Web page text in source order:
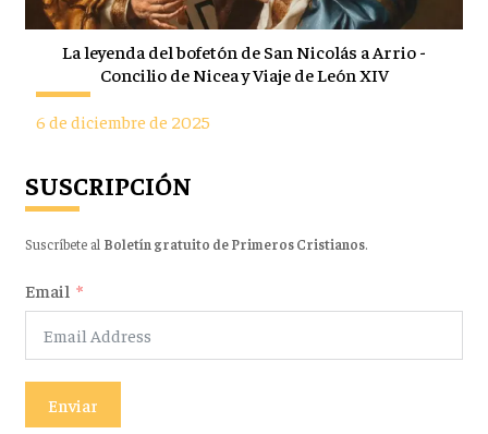
La leyenda del bofetón de San Nicolás a Arrio -
Concilio de Nicea y Viaje de León XIV
6 de diciembre de 2025
SUSCRIPCIÓN
Suscríbete al Boletín gratuito de Primeros Cristianos.
Email
Enviar